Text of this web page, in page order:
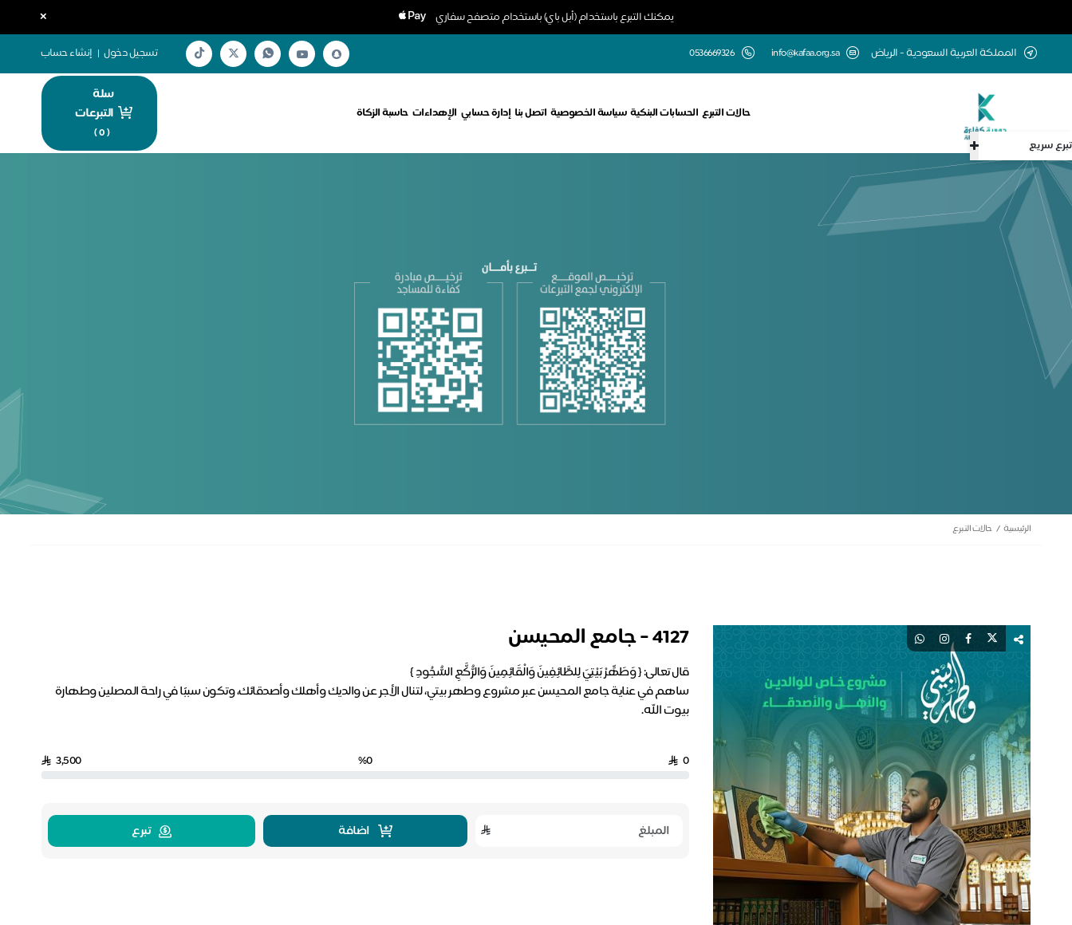
يمكنك التبرع باستخدام (أبل باي) باستخدام متصفح سفاري ×
تبرع سريع
المملكة العربية السعودية - الرياض info@kafaa.org.sa
0536669326 تسجيل دخول | إنشاء حساب
حالات التبرع الحسابات البنكية سياسة الخصوصية اتصل بنا إدارة حسابي الإهداءات حاسبة الزكاة
سلة
التبرعات
(
0
)
الرئيسية حالات التبرع
4127 - جامع المحيسن
قال تعالى: { وَطَهِّرْ بَيْتِيَ لِلطَّائِفِينَ وَالْقَائِمِينَ وَالرُّكَّعِ السُّجُودِ }
ساهم في عناية جامع المحيسن عبر مشروع وطهر بيتي، لتنال الأجر عن والديك وأهلك وأصدقائك، وتكون سببًا في راحة المصلين وطهارة
بيوت الله.
0
%0
3,500
اضافة تبرع